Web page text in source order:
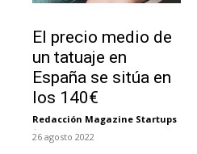
El precio medio de
un tatuaje en
España se sitúa en
los 140€
Redacción Magazine Startups
-
26 agosto 2022